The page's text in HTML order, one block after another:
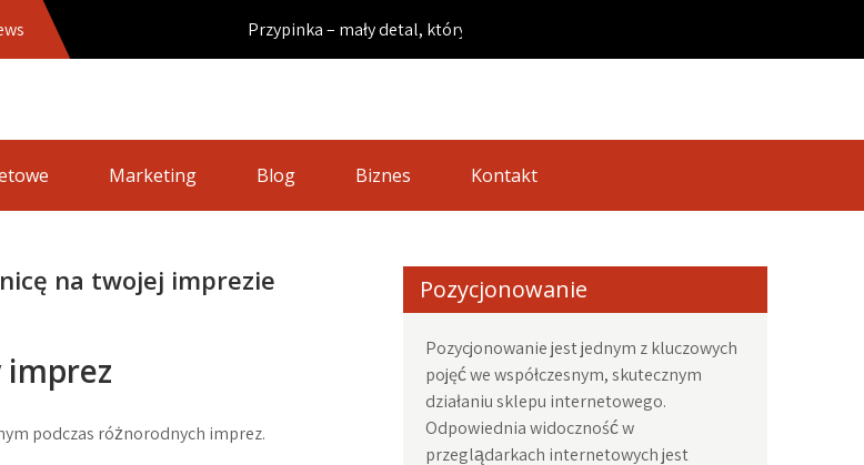
Przypinka – mały detal, który robi wielką różnicę na twojej imprezie |
Marketing Blog Biznes Kontakt
na twojej imprezie
podczas różnorodnych imprez.
Pozycjonowanie
Pozycjonowanie jest jednym z kluczowych
pojęć we współczesnym, skutecznym
działaniu sklepu internetowego.
Odpowiednia widoczność w
przeglądarkach internetowych jest